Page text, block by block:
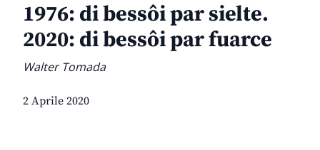
1976: di bessôi par sielte.
2020: di bessôi par fuarce
Walter Tomada
2 Aprile 2020